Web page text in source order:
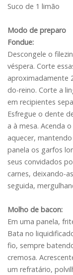
Suco de 1 limão
Modo de preparo
Fondue:
Descongele o
véspera. Corte
aproximadamente
do-reino. Corte a
em recipientes
Esfregue o dente
a à mesa. Acenda
aquecer,
panela os garfos
seus convidados
carnes, deixando-
seguida,
Molho de bacon:
Em uma panela,
Bata no
fio, sempre
cremosa.
um refratário,